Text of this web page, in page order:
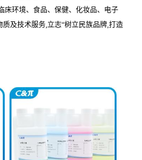
床环境、食品、保健、化妆品、电子
及技术服务,立志“树立民族品牌,打造